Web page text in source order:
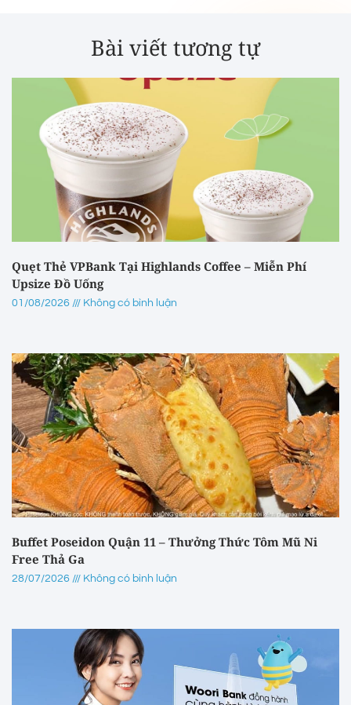
Bài viết tương tự
Quẹt Thẻ VPBank Tại Highlands Coffee – Miễn Phí
Upsize Đồ Uống
01/08/2026 Không có bình luận
Buffet Poseidon Quận 11 – Thưởng Thức Tôm Mũ Ni
Free Thả Ga
28/07/2026 Không có bình luận